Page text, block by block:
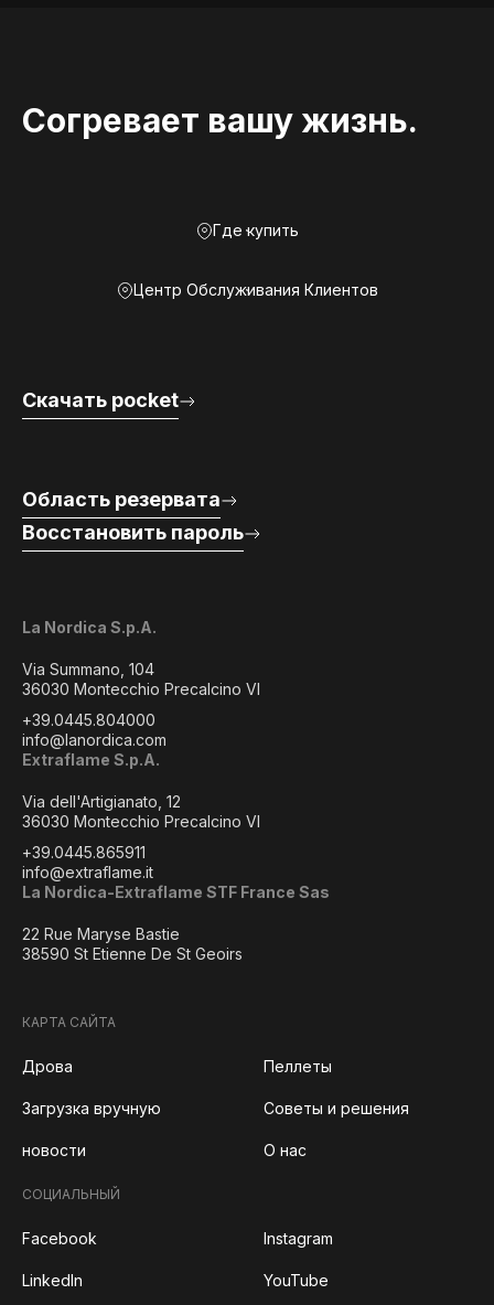
Согревает вашу жизнь.
Где купить
Центр Обслуживания Клиентов
La Nordica S.p.A.
Via Summano, 104
36030 Montecchio Precalcino VI
+39.0445.804000
info@lanordica.com
Extraflame S.p.A.
Via dell'Artigianato, 12
36030 Montecchio Precalcino VI
+39.0445.865911
info@extraflame.it
La Nordica-Extraflame STF France Sas
22 Rue Maryse Bastie
38590 St Etienne De St Geoirs
Скачать pocket
Область резервата
Восстановить пароль
КАРТА САЙТА
Дрова Пеллеты
Загрузка вручную Советы и решения
новости О нас
СОЦИАЛЬНЫЙ
Facebook Instagram
LinkedIn YouTube